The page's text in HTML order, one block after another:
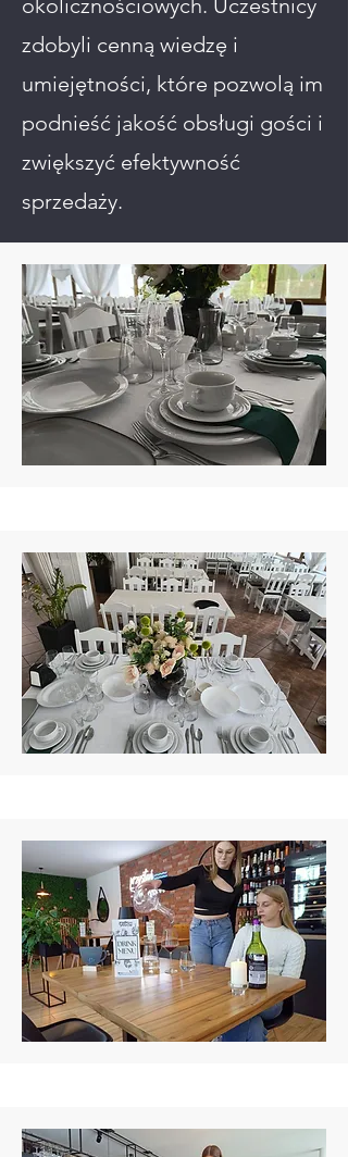
okolicznościowych. Uczestnicy
zdobyli cenną wiedzę i
umiejętności, które pozwolą im
podnieść jakość obsługi gości i
zwiększyć efektywność
sprzedaży.